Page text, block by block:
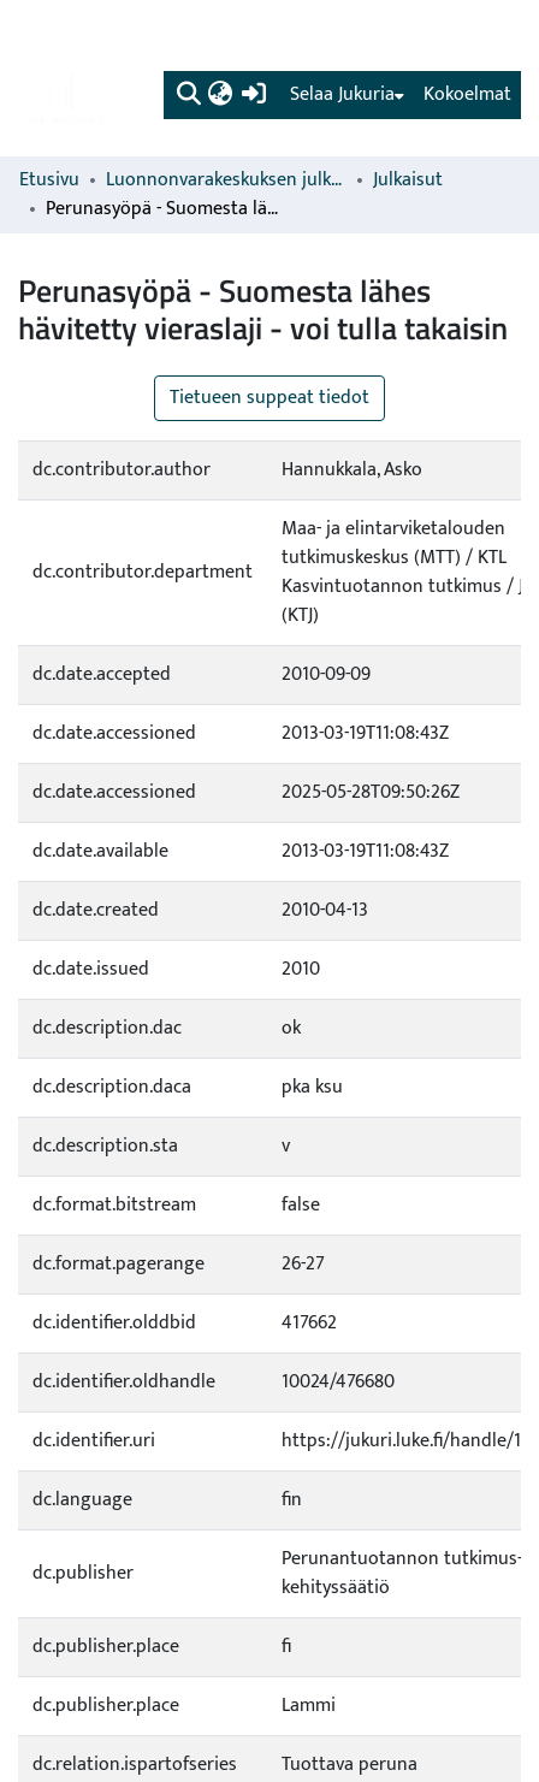
(current) Kokoelmat
Selaa Jukuria
Etusivu Luonnonvarakeskuksen julkaisut
Julkaisut
Perunasyöpä - Suomesta lähes hävitetty vieraslaji - voi tulla takaisin
Perunasyöpä - Suomesta lähes
hävitetty vieraslaji - voi tulla takaisin
Tietueen suppeat tiedot
dc.contributor.author Hannukkala, Asko
dc.contributor.department
Maa- ja elintarviketalouden
tutkimuskeskus (MTT) / KTL
Kasvintuotannon tutkimus /
(KTJ)
dc.date.accepted
2010-09-09
dc.date.accessioned
2013-03-19T11:08:43Z
dc.date.accessioned
2025-05-28T09:50:26Z
dc.date.available
2013-03-19T11:08:43Z
dc.date.created
2010-04-13
dc.date.issued
2010
dc.description.dac
ok
dc.description.daca
pka ksu
dc.description.sta
v
dc.format.bitstream
false
dc.format.pagerange
26-27
dc.identifier.olddbid
417662
dc.identifier.oldhandle
10024/476680
dc.identifier.uri
https://jukuri.luke.fi/handle/
dc.language
fin
dc.publisher
Perunantuotannon tutkimus-
kehityssäätiö
dc.publisher.place
fi
dc.publisher.place
Lammi
dc.relation.ispartofseries
Tuottava peruna